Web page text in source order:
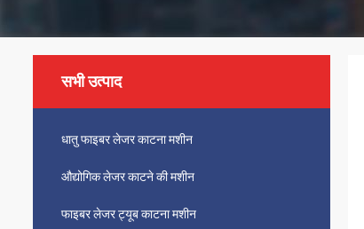
सभी उत्पाद
धातु फाइबर लेजर काटना मशीन
औद्योगिक लेजर काटने की मशीन
फाइबर लेजर ट्यूब काटना मशीन